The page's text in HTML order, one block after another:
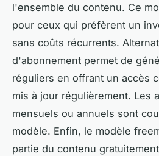
l'ensemble du contenu. Ce
pour ceux qui préfèrent un
sans coûts récurrents.
d'abonnement permet de
réguliers en offrant un accès
mis à jour régulièrement. Les
mensuels ou annuels sont
modèle. Enfin, le modèle
partie du contenu